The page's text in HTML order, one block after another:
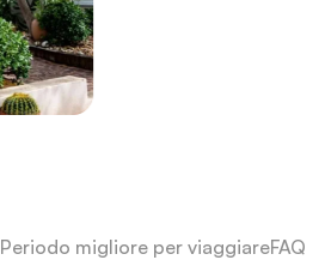
Periodo migliore per viaggiareFAQ